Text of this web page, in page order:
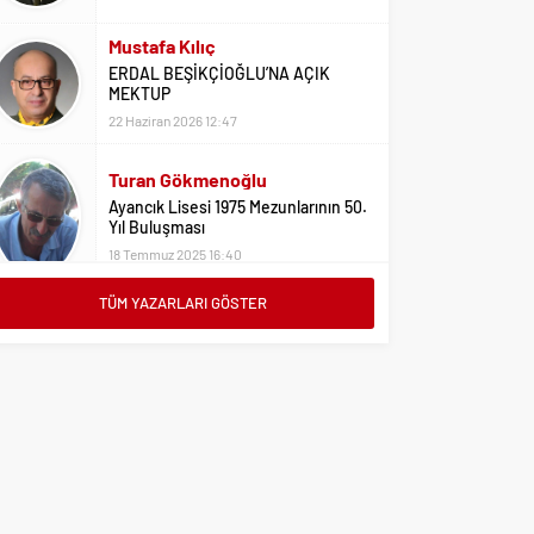
Mustafa Kılıç
ERDAL BEŞİKÇİOĞLU’NA AÇIK
MEKTUP
22 Haziran 2026 12:47
Turan Gökmenoğlu
Ayancık Lisesi 1975 Mezunlarının 50.
Yıl Buluşması
18 Temmuz 2025 16:40
Adil Yıldız
TÜM YAZARLARI GÖSTER